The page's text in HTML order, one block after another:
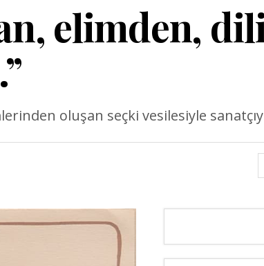
elimden,
oluşan seçki vesilesiyle